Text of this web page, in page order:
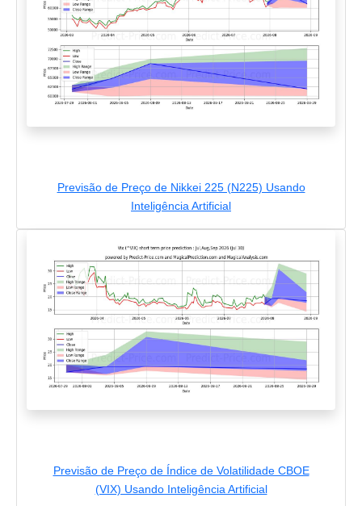
Previsão de Preço de Nikkei 225 (N225) Usando
Inteligência Artificial
Previsão de Preço de Índice de Volatilidade CBOE
(VIX) Usando Inteligência Artificial